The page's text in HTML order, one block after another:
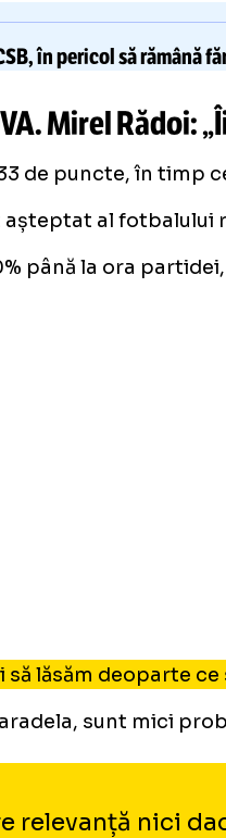
în pericol să rămână
Mirel Rădoi:
de puncte, în timp
așteptat al fotbalului
până la ora
lăsăm deoparte
sunt mici
relevanță nici